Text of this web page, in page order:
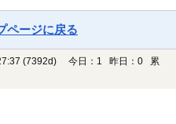
ページに戻る
(7392d)
今日：1 昨日：0 累